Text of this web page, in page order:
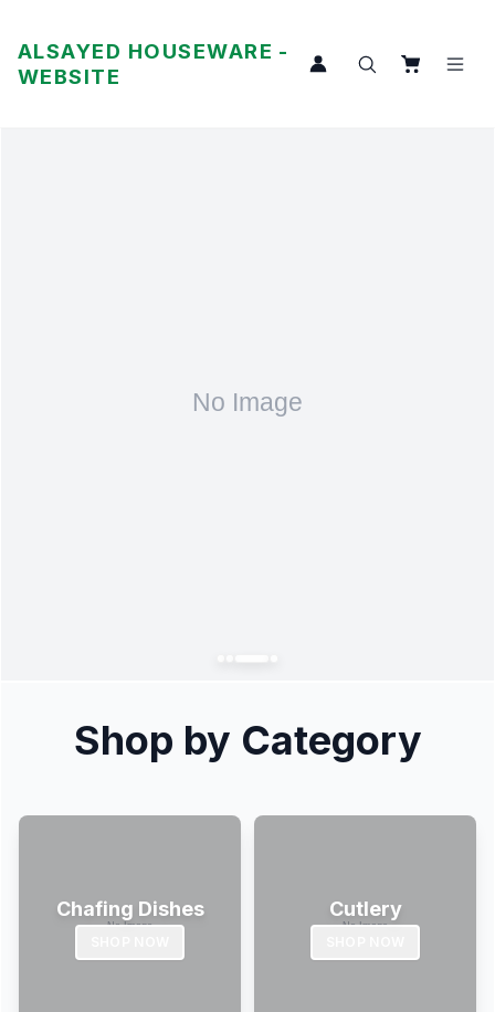
ALSAYED HOUSEWARE -
WEBSITE
Shop by Category
Chafing Dishes Cutlery